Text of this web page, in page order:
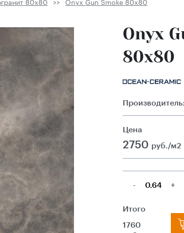
80x80 Onyx Gun Smoke 80x80
Onyx
80x80
Производитель:
Цена
2750 руб./м2
- +
Итого
1760